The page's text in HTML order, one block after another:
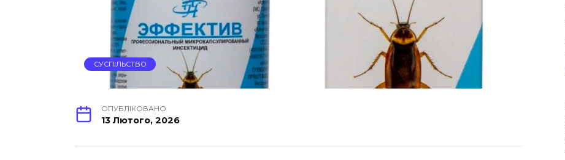
СУСПІЛЬСТВО
ОПУБЛІКОВАНО
13 Лютого, 2026